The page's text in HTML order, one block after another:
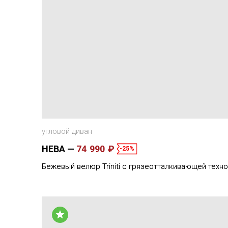
угловой диван
НЕВА 74 990 ₽ -25%
Бежевый велюр Triniti с грязеотталкивающей